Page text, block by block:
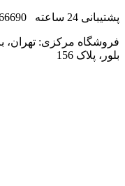
پشتیبانی 24 ساعته 09962266690 02155150821
فروشگاه مرکزی: تهران،
بلور، پلاک 156